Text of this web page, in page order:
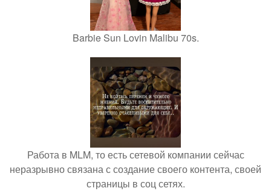
Barbie Sun Lovin Malibu 70s.
Работа в MLM, то есть сетевой компании сейчас
неразрывно связана с создание своего контента, своей
страницы в соц сетях.